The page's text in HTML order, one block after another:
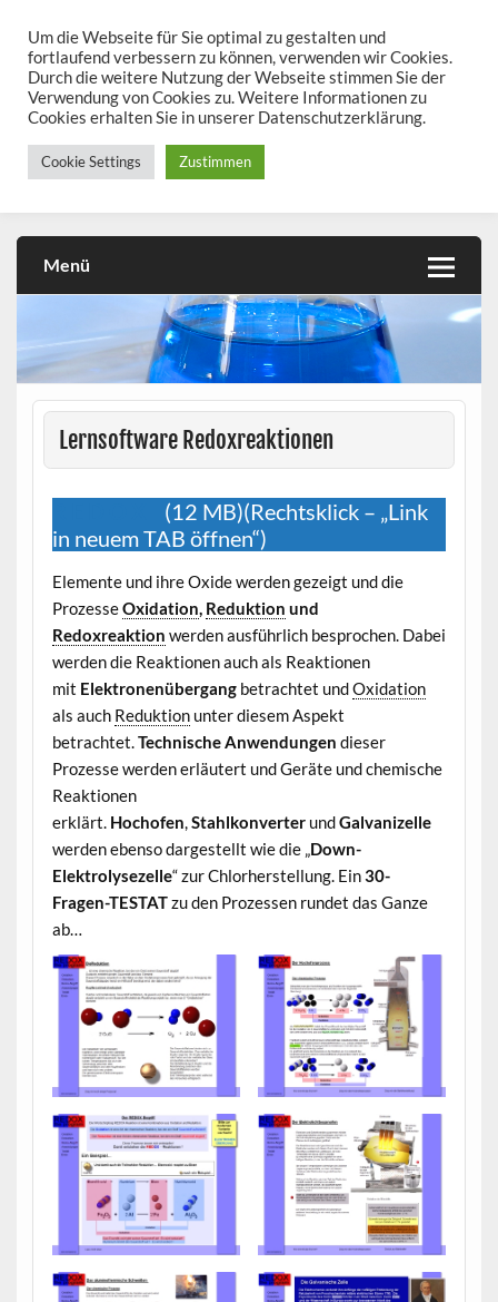
contentchemieseiten.de
Chemie kann man üben!
Menü
Lernsoftware Redoxreaktionen
(12 MB)(Rechtsklick – „Link
in neuem TAB öffnen“)
Elemente und ihre Oxide werden gezeigt und die
ProzesseOxidation, Reduktion und
Redoxreaktion werden ausführlich besprochen. Dabei
werden die Reaktionen auch als Reaktionen
mit Elektronenübergangbetrachtet undOxidation
als auch Reduktionunter diesem Aspekt
betrachtet.Technische Anwendungen dieser
Prozesse werden erläutert und Geräte und chemische
Reaktionen
erklärt. Hochofen,StahlkonverterundGalvanizelle
werden ebenso dargestellt wie die „Down-
Elektrolysezelle“ zur Chlorherstellung. Ein30-
Fragen-TESTATzu den Prozessen rundet das Ganze
ab…
Um die Webseite für Sie optimal zu gestalten und
fortlaufend verbessern zu können, verwenden wir Cookies.
Durch die weitere Nutzung der Webseite stimmen Sie der
Verwendung von Cookies zu. Weitere Informationen zu
Cookies erhalten Sie in unserer Datenschutzerklärung.
Cookie Settings Zustimmen